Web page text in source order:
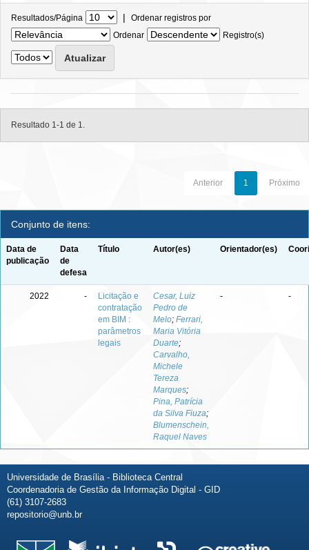
Resultados/Página | Ordenar registros por
Ordenar
Registro(s)
Resultado 1-1 de 1.
Anterior 1 Próximo
Conjunto de itens:
Data de
publicação
Data
de
defesa
Título Autor(es) Orientador(es)
2022 -
Licitação e
contratação
em BIM :
parâmetros
legais
Cesar, Luiz
Pedro de
Melo; Ferrari,
Maria Vitória
Duarte;
Carvalho,
Michele
Tereza
Marques;
Pina, Patrícia
da Silva Fiuza;
Blumenschein,
Raquel Naves
- -
Universidade de Brasília - Biblioteca Central
Coordenadoria de Gestão da Informação Digital - GID
(61) 3107-2683
repositorio@unb.br